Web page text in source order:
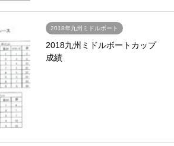
2018年九州ミドルボート
2018九州ミドルボートカップ
成績